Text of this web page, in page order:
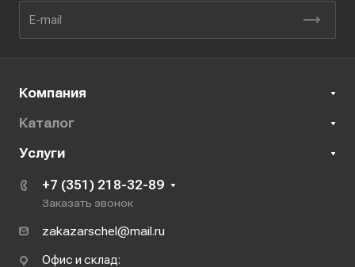
Компания
Каталог
Услуги
+7 (351) 218-32-89
Заказать звонок
zakazarschel@mail.ru
Офис и склад: